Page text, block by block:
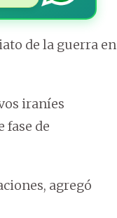
de la guerra en
iraníes
fase de
agregó